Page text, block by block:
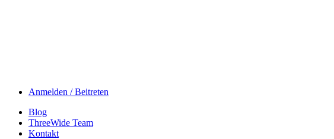
Anmelden / Beitreten
Blog
ThreeWide Team
Kontakt